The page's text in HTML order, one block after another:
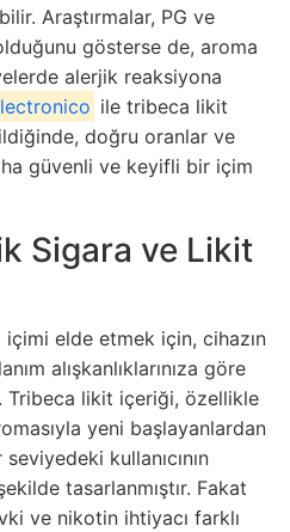
Araştırmalar, PG ve
gösterse de, aroma
alerjik reaksiyona
ile tribeca likit
doğru oranlar ve
güvenli ve keyifli bir içim
Sigara ve Likit
elde etmek için, cihazın
alışkanlıklarınıza göre
Tribeca likit içeriği, özellikle
yeni başlayanlardan
kullanıcının
tasarlanmıştır. Fakat
ve nikotin ihtiyacı farklı